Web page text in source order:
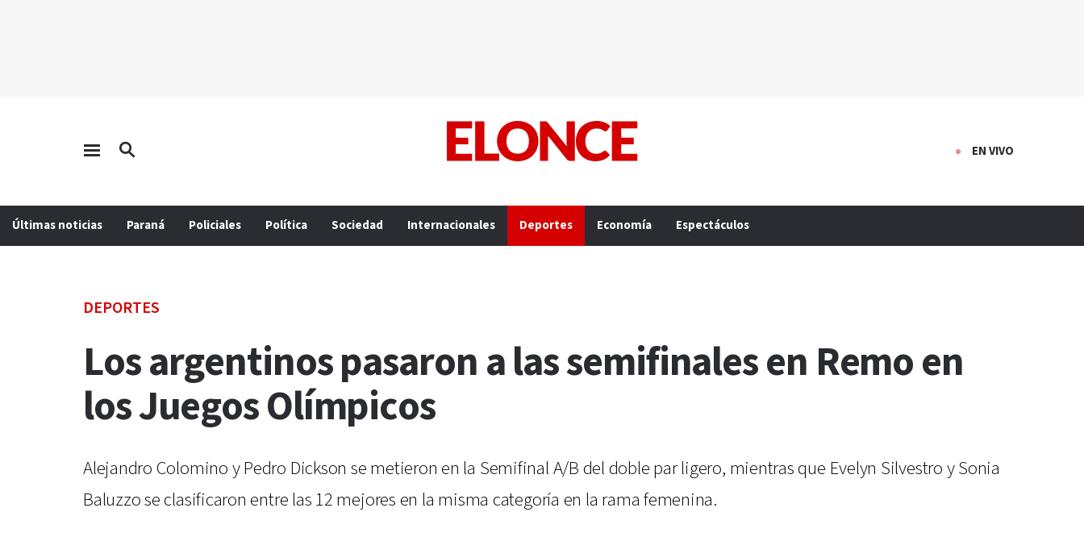
EN VIVO
Últimas noticias Paraná Policiales Política Sociedad Internacionales Deportes Economía Espectáculos
DEPORTES
Los argentinos pasaron a las semifinales en Remo en
los Juegos Olímpicos
Alejandro Colomino y Pedro Dickson se metieron en la Semifinal A/B del doble par ligero, mientras que Evelyn Silvestro y Sonia
Baluzzo se clasificaron entre las 12 mejores en la misma categoría en la rama femenina.